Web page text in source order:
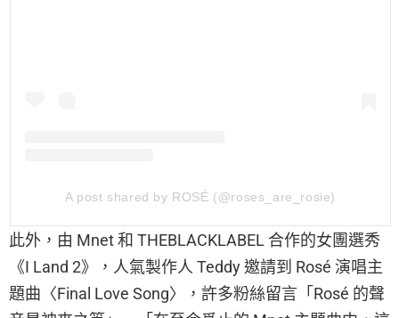
A post shared by ROSÉ (@roses_are_rosie)
此外，由 Mnet 和 THEBLACKLABEL 合作的女團選秀
《I Land 2》，人氣製作人 Teddy 邀請到 Rosé 演唱主
題曲〈Final Love Song〉，許多粉絲留言「Rosé 的聲